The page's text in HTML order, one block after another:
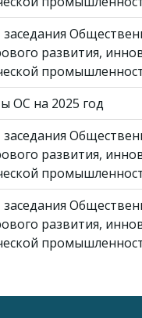
развития,
ОС на 2025 год
развития,
развития,